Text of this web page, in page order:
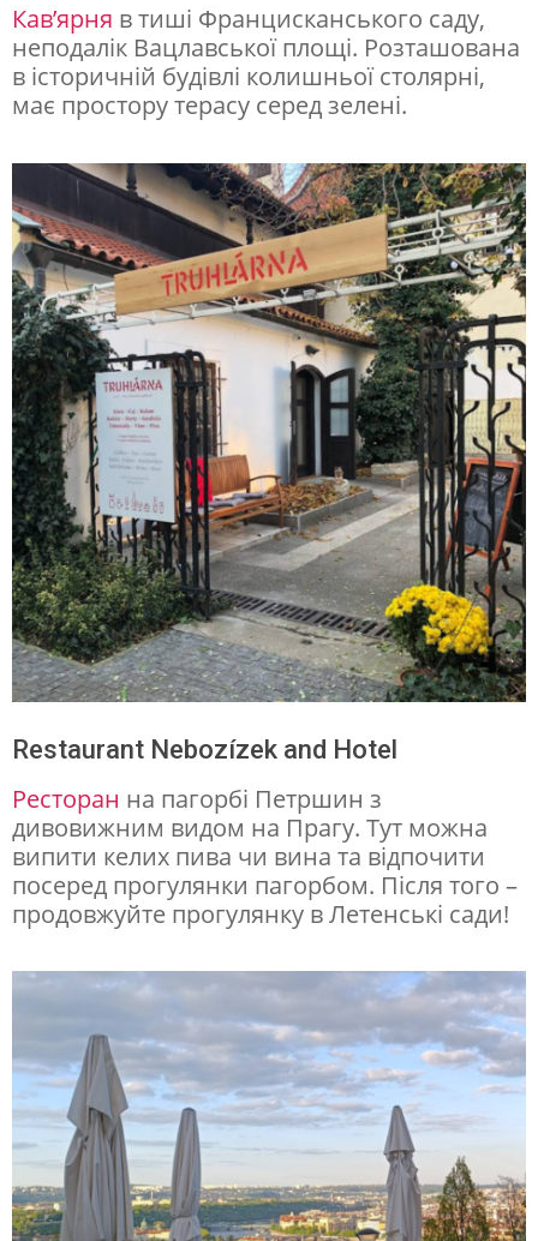
Кав’ярня в тиші Францисканського саду,
неподалік Вацлавської площі. Розташована
в історичній будівлі колишньої столярні,
має простору терасу серед зелені.
Restaurant Nebozízek and Hotel
Ресторан на пагорбі Петршин з
дивовижним видом на Прагу. Тут можна
випити келих пива чи вина та відпочити
посеред прогулянки пагорбом. Після того –
продовжуйте прогулянку в Летенські сади!